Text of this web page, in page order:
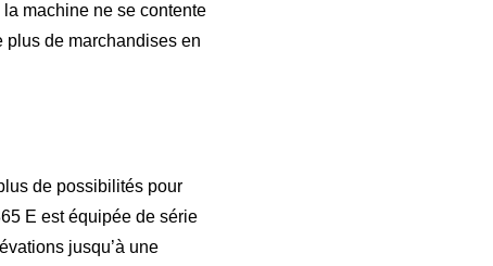
machine ne se contente
plus de marchandises en
de possibilités pour
E est équipée de série
jusqu’à une